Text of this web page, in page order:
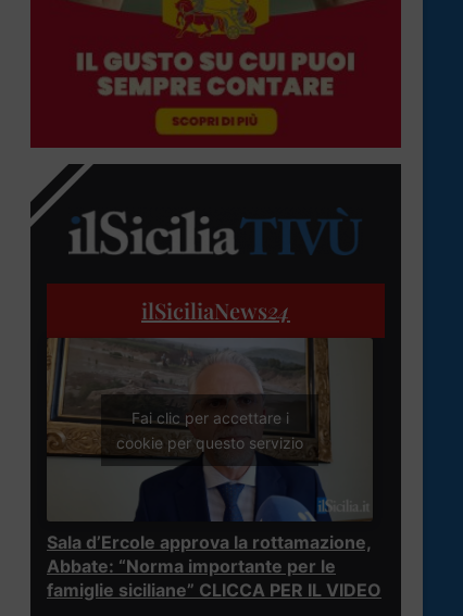
ilSiciliaNews24
Fai clic per accettare i
cookie per questo servizio
Sala d’Ercole approva la rottamazione,
Abbate: “Norma importante per le
famiglie siciliane” CLICCA PER IL VIDEO